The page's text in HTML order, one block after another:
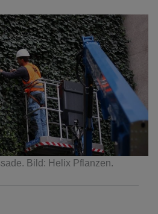
Bild: Helix Pflanzen.